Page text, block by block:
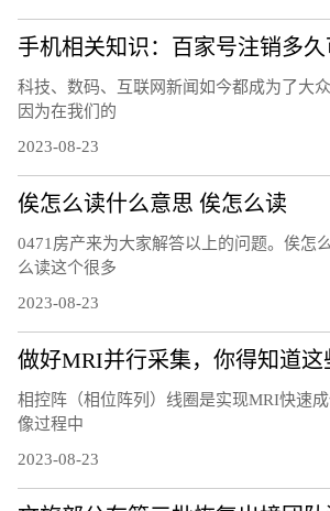
手机相关知识：百家号注销多
科技、数码、互联网新闻如今都成为了大
因为在我们的
2023-08-23
俟怎么读什么意思 俟怎么读
0471房产来为大家解答以上的问题。俟怎
么读这个很多
2023-08-23
相控阵（相位阵列）线圈是实现MRI快速
像过程中
2023-08-23